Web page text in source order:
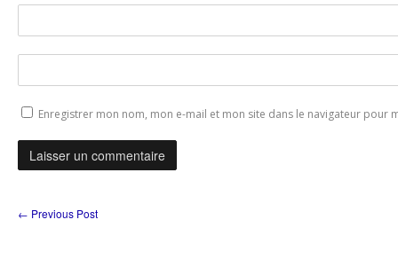
Enregistrer mon nom, mon e-mail et mon site dans le navigateur pour
← Previous Post